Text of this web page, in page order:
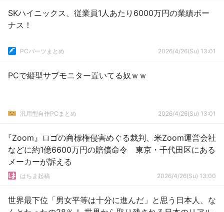
SKハイニックス、従業員1人あたり6000万円の業績ボー
ナス！
PCパーツまとめ 2026/4/26(Su) 13:01
PCで縦型サブモニター置いてる奴ｗｗ
汎用型自作PCまとめ 2026/4/26(Su) 13:01
『Zoom』ロゴの商標権侵害めぐる裁判、米Zoom運営会社
などに約1億6600万円の賠償命令 東京・千代田区にある
メーカーが訴える
はちま起稿 2026/4/26(Su) 13:00
世界最下位「男女平等は十分に進んだ」と思う日本人、な